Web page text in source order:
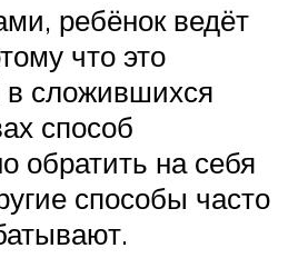
ребёнок ведёт
что это
в сложившихся
способ
обратить на себя
способы часто